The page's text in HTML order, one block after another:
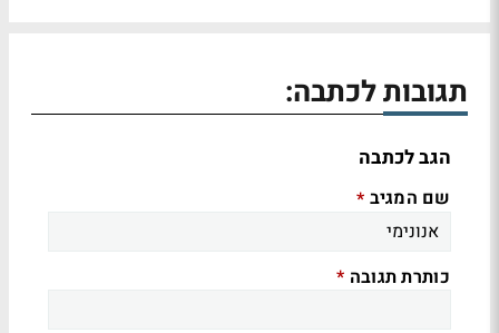
תגובות לכתבה:
הגב לכתבה
שם המגיב *
כותרת תגובה *